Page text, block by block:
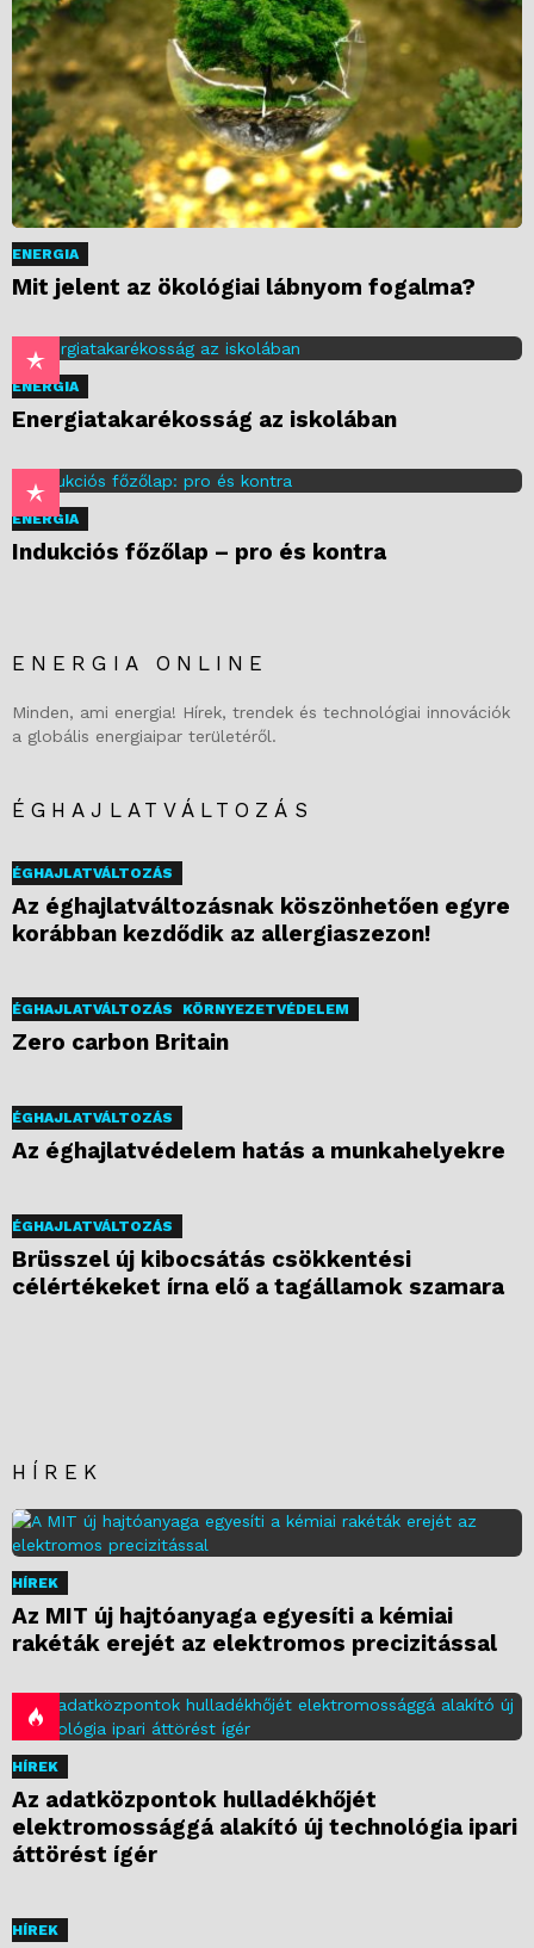
ENERGIA
Mit jelent az ökológiai lábnyom fogalma?
ENERGIA
Energiatakarékosság az iskolában
ENERGIA
Indukciós főzőlap – pro és kontra
ENERGIA ONLINE
Minden, ami energia! Hírek, trendek és technológiai innovációk
a globális energiaipar területéről.
ÉGHAJLATVÁLTOZÁS
ÉGHAJLATVÁLTOZÁS
Az éghajlatváltozásnak köszönhetően egyre
korábban kezdődik az allergiaszezon!
ÉGHAJLATVÁLTOZÁS KÖRNYEZETVÉDELEM
Zero carbon Britain
ÉGHAJLATVÁLTOZÁS
Az éghajlatvédelem hatás a munkahelyekre
ÉGHAJLATVÁLTOZÁS
Brüsszel új kibocsátás csökkentési
célértékeket írna elő a tagállamok szamara
HÍREK
HÍREK
Az MIT új hajtóanyaga egyesíti a kémiai
rakéták erejét az elektromos precizitással
HÍREK
Az adatközpontok hulladékhőjét
elektromossággá alakító új technológia ipari
áttörést ígér
HÍREK